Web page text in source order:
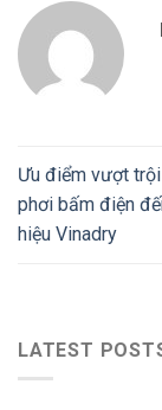
Ưu điểm vượt
phơi bấm điện
hiệu Vinadry
LATEST